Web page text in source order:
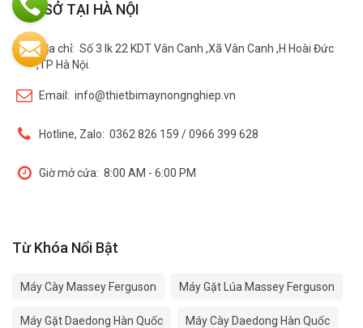
TRỤ SỞ TẠI HÀ NỘI
Địa chỉ: Số 3 lk 22 KDT Vân Canh ,Xã Vân Canh ,H Hoài Đức
,TP Hà Nội.
Email: info@thietbimaynongnghiep.vn
Hotline, Zalo: 0362 826 159 / 0966 399 628
Giờ mở cửa: 8:00 AM - 6:00 PM
Từ Khóa Nổi Bật
Máy Cày Massey Ferguson Máy Gặt Lúa Massey Ferguson
Máy Gặt Daedong Hàn Quốc Máy Cày Daedong Hàn Quốc